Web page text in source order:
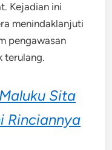
Kejadian ini
menindaklanjuti
pengawasan
terulang.
Sita
Rinciannya